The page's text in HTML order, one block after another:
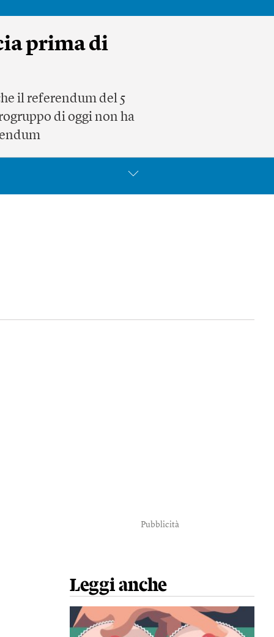
prima di
il referendum del 5
di oggi non ha
Pubblicità
Leggi anche